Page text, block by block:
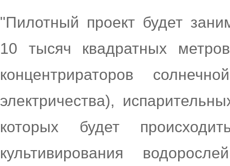
"Пилотный проект будет
10 тысяч квадратных
концентрираторов
электричества),
которых будет
культивирования